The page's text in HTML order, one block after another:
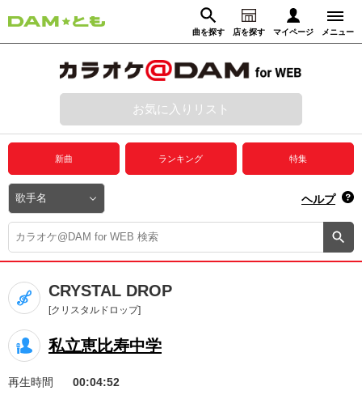
曲を探す 店を探す マイページ メニュー
動画からさがす 録音からさがす
ログイン
プレミアムサービス
DAM★とも動画
DAM★とも録音
カラオケ＠DAM
ユーザー検索
キャンペーン
お知らせ よくあるご質問
お気に入りリスト
新曲 ランキング 特集
ヘルプ
CRYSTAL DROP
[クリスタルドロップ]
私立恵比寿中学
再生時間
00:04:52